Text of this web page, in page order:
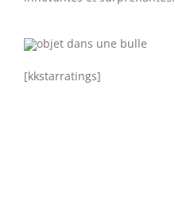
[kkstarratings]